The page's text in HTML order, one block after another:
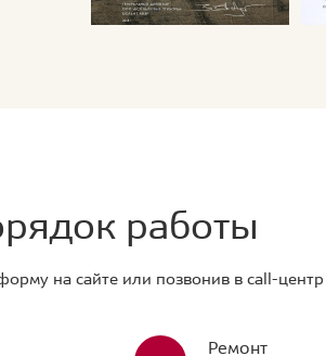
работы
на сайте или позвонив в call-
Ремонт